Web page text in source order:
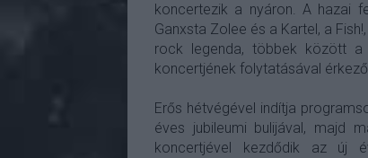
koncertezik a nyáron. A hazai
Ganxsta Zolee és a Kartel, a
rock legenda, többek között
koncertjének folytatásával
Erős hétvégével indítja
éves jubileumi bulijával, majd
koncertjével kezdődik az új